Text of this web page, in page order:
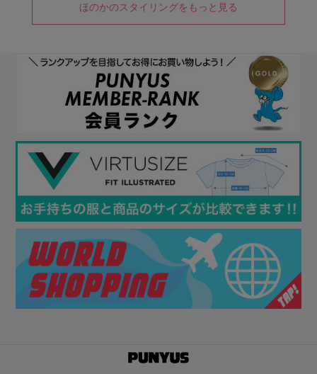
ほのかのスタイリングをもっと見る